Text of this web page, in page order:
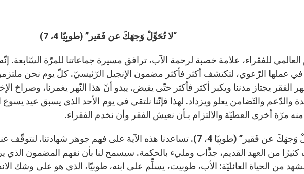
“لا تُحَوِّلْ وَجهَكَ عن فَقير” (طوبِيّا 4، 7)
العالمي للفقراء، علامة خصبة لرحمة الآب، ترافق مسيرة جماعاتنا للمرّة السّابعة.
في عملها الرّعوي، لتكتشف أكثر فأكثر مضمون الإنجيل الرّئيسيّ. كلّ يوم نحن
الفقر يجتاز مدننا ويكبر أكثر فأكثر حتّى يفيض. يبدو أنّ هذا النّهر يغمرنا، وصراخ
والدّعم والتّضامن يعلو ويزداد. لهذا فإنّنا نلتقي في يوم الأحد الذي يسبق عيد
مرّة أخرى العطيّة والالتزام بـأن نعيش الفقر وأن نخدم الفقراء.
“لا تُحَوِّلْ وَجهَكَ عن فَقير” (طوبِيّا 4، 7). تساعدنا هذه الآية على فهم جوهر
من العهد القديم، جذَّاب ومليء بالحكمة. سيسمح لنا بأن نفهم المضمون الذي يريد
مشهد من الحياة العائليّة: الأب، طوبيت، يسلِّم على ابنه، طوبيّا، الذي هو على وشك